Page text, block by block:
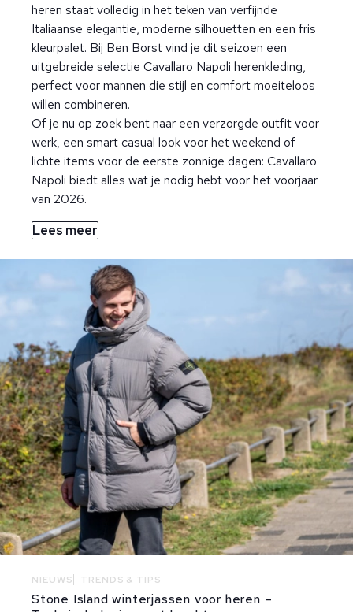
heren staat volledig in het teken van verfijnde
Italiaanse elegantie, moderne silhouetten en een fris
kleurpalet. Bij Ben Borst vind je dit seizoen een
uitgebreide selectie Cavallaro Napoli herenkleding,
perfect voor mannen die stijl en comfort moeiteloos
willen combineren.
Of je nu op zoek bent naar een verzorgde outfit voor
werk, een smart casual look voor het weekend of
lichte items voor de eerste zonnige dagen: Cavallaro
Napoli biedt alles wat je nodig hebt voor het voorjaar
van 2026.
Lees meer
NIEUWS TRENDS & TIPS
Stone Island winterjassen voor heren –